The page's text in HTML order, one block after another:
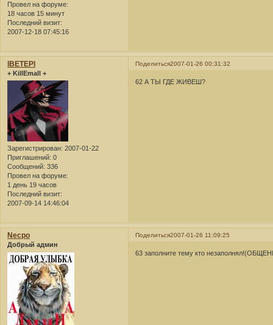
Провел на форуме:
18 часов 15 минут
Последний визит:
2007-12-18 07:45:16
Поделиться2007-01-26 00:31:32
lBETEPl
+ KillEmall +
Зарегистрирован: 2007-01-22
Приглашений: 0
Сообщений: 336
Провел на форуме:
1 день 19 часов
Последний визит:
2007-09-14 14:46:04
62 А ТЫ ГДЕ ЖИВЕШ?
Поделиться2007-01-26 11:09:25
Necpo
Добрый админ
63 заполните тему кто